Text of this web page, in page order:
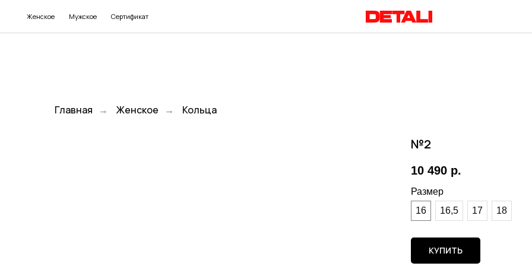
Женское Мужское Сертификат
Главная → Женское → Кольца
№2
10 490 р.
Размер
16
16,5 17 18
КУПИТЬ